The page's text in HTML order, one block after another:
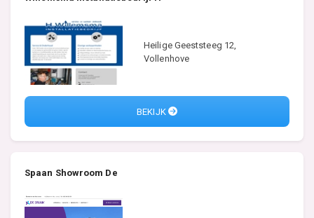
Heilige Geeststeeg 12,
Vollenhove
BEKIJK
Spaan Showroom De